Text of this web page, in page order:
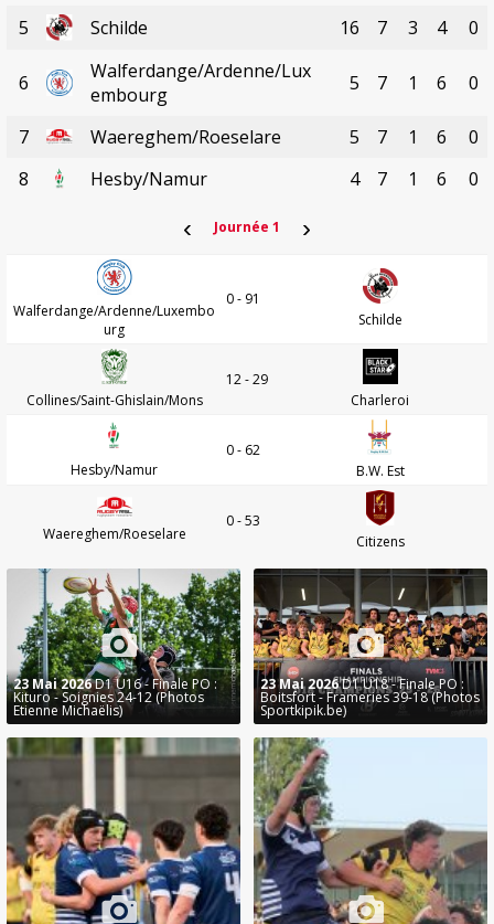
5
Schilde 16 7 3 4 0
6
Walferdange/Ardenne/Lux
embourg
5 7 1 6 0
7 Waereghem/Roeselare 5 7 1 6
0
8
Hesby/Namur 4 7 1 6 0
‹ Journée 1 ›
Walferdange/Ardenne/Luxembo
urg
0 - 91
Schilde
Collines/Saint-Ghislain/Mons
12 - 29
Charleroi
Hesby/Namur
0 - 62
B.W. Est
Waereghem/Roeselare
0 - 53
Citizens
23 Mai 2026D1 U16 - Finale PO :
Kituro - Soignies 24-12 (Photos
Etienne Michaëlis)
23 Mai 2026D1 U18 - Finale PO :
Boitsfort - Frameries 39-18 (Photos
Sportkipik.be)